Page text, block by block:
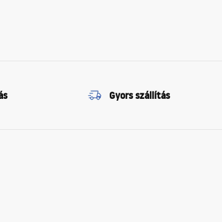
Gyors szállítás